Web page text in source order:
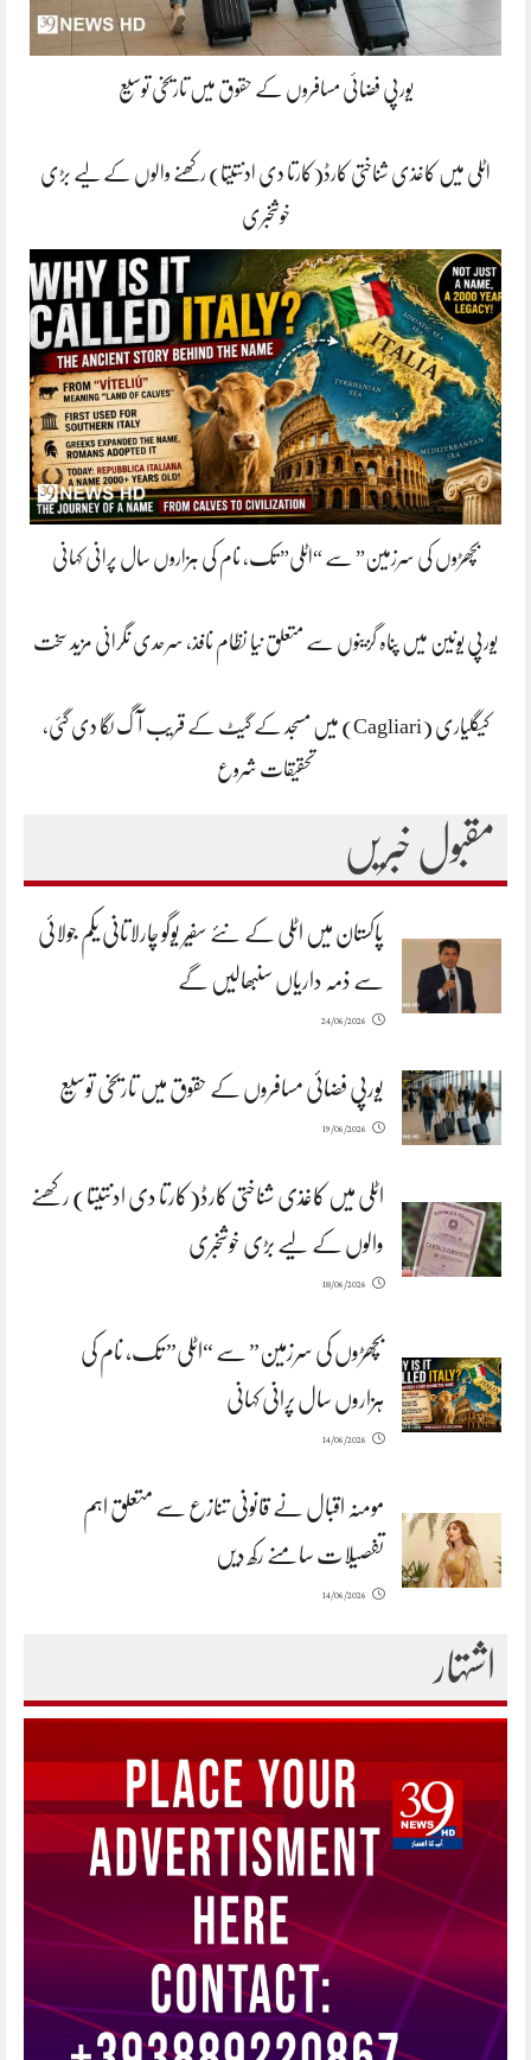
یورپی فضائی مسافروں کے حقوق میں تاریخی توسیع
اٹلی میں کاغذی شناختی کارڈ(کارتا دی ادنتیتا) رکھنے والوں کے لیے بڑی
خوشخبری
بچھڑوں کی سرزمین” سے “اٹلی” تک، نام کی ہزاروں سال پرانی کہانی
یورپی یونین میں پناہ گزینوں سے متعلق نیا نظام نافذ، سرحدی نگرانی مزید سخت
کیگلیاری (Cagliari) میں مسجد کے گیٹ کے قریب آگ لگا دی گئی،
تحقیقات شروع
مقبول خبریں
پاکستان میں اٹلی کے نئے سفیر یوگو چارلاتانی یکم جولائی
سے ذمہ داریاں سنبھالیں گے
24/06/2026
یورپی فضائی مسافروں کے حقوق میں تاریخی توسیع
19/06/2026
اٹلی میں کاغذی شناختی کارڈ(کارتا دی ادنتیتا) رکھنے
والوں کے لیے بڑی خوشخبری
18/06/2026
بچھڑوں کی سرزمین” سے “اٹلی” تک، نام کی
ہزاروں سال پرانی کہانی
14/06/2026
مومنہ اقبال نے قانونی تنازع سے متعلق اہم
تفصیلات سامنے رکھ دیں
14/06/2026
اشتہار